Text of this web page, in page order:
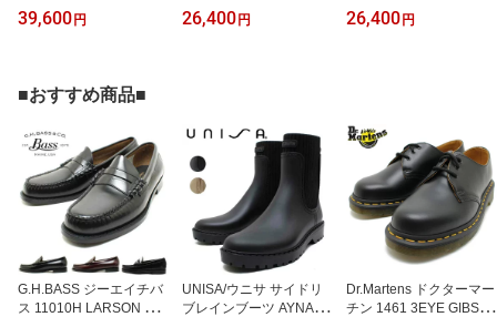
タッセルローファー ダイ
ナイトソール BLACKカ
39,600円
ブラッククロスサンダル
ブラック メンズ レディ
26,400円
KIN レザー スニーカー
シープスキン ローカット
26,400円
■おすすめ商品■
G.H.BASS ジーエイチバ
ス 11010H LARSON ビ
UNISA/ウニサ サイドリ
ブレインブーツ AYNAR
Dr.Martens ドクターマー
チン 1461 3EYE GIBSO